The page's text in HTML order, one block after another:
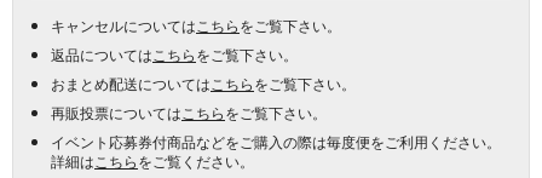
キャンセルについては こちらをご覧下さい。
返品については こちらをご覧下さい。
おまとめ配送については こちらをご覧下さい。
再販投票については こちらをご覧下さい。
イベント応募券付商品などをご購入の際は毎度便をご利用ください。
詳細は こちらをご覧ください。